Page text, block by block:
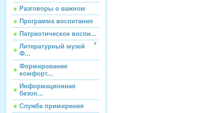
Разговоры о важном
Программа воспитания
Патриотическое воспи...
Литературный музей
Ф...
Формирование
комфорт...
Информационная
безоп...
Служба примирения